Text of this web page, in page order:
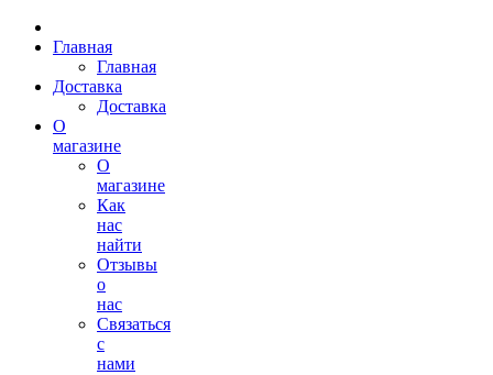
Главная
Главная
Доставка
Доставка
О
магазине
О
магазине
Как
нас
найти
Отзывы
о
нас
Связаться
с
нами